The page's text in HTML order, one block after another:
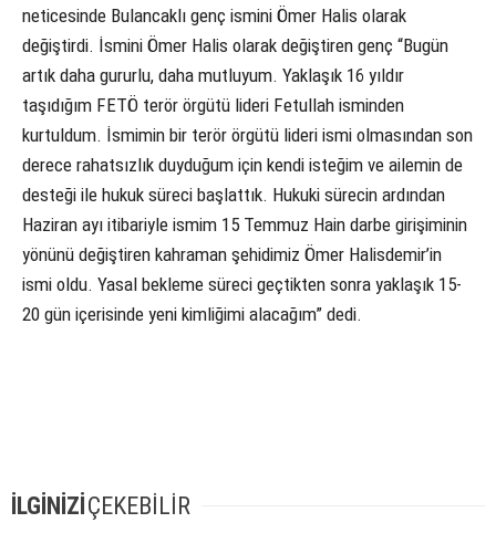
neticesinde Bulancaklı genç ismini Ömer Halis olarak
değiştirdi. İsmini Ömer Halis olarak değiştiren genç “Bugün
artık daha gururlu, daha mutluyum. Yaklaşık 16 yıldır
taşıdığım FETÖ terör örgütü lideri Fetullah isminden
kurtuldum. İsmimin bir terör örgütü lideri ismi olmasından son
derece rahatsızlık duyduğum için kendi isteğim ve ailemin de
desteği ile hukuk süreci başlattık. Hukuki sürecin ardından
Haziran ayı itibariyle ismim 15 Temmuz Hain darbe girişiminin
yönünü değiştiren kahraman şehidimiz Ömer Halisdemir’in
ismi oldu. Yasal bekleme süreci geçtikten sonra yaklaşık 15-
20 gün içerisinde yeni kimliğimi alacağım” dedi.
İLGİNİZİÇEKEBİLİR